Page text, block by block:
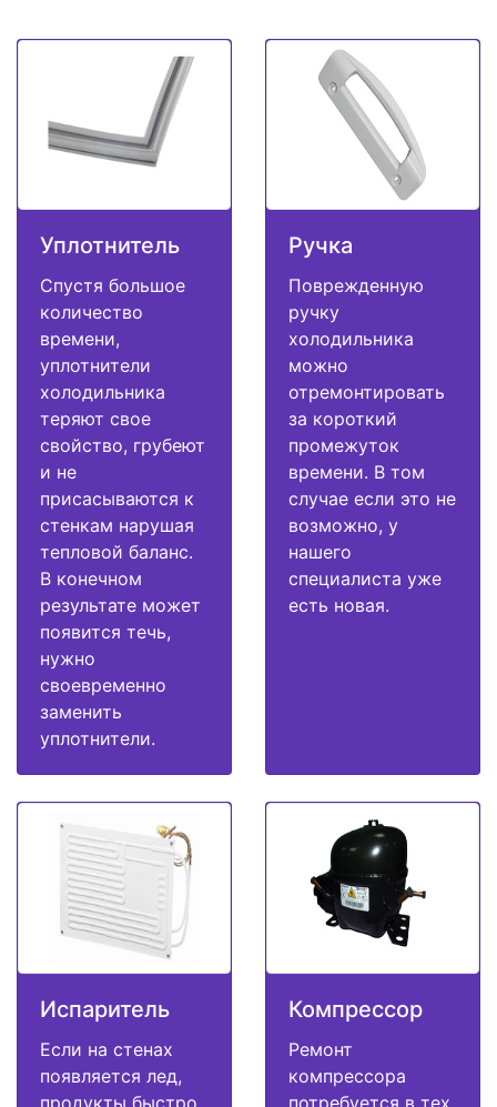
Уплотнитель
Спустя большое
количество
времени,
уплотнители
холодильника
теряют свое
свойство, грубеют
и не
присасываются к
стенкам нарушая
тепловой баланс.
В конечном
результате может
появится течь,
нужно
своевременно
заменить
уплотнители.
Ручка
Поврежденную
ручку
холодильника
можно
отремонтировать
за короткий
промежуток
времени. В том
случае если это не
возможно, у
нашего
специалиста уже
есть новая.
Испаритель
Если на стенах
появляется лед,
продукты быстро
Компрессор
Ремонт
компрессора
потребуется в тех